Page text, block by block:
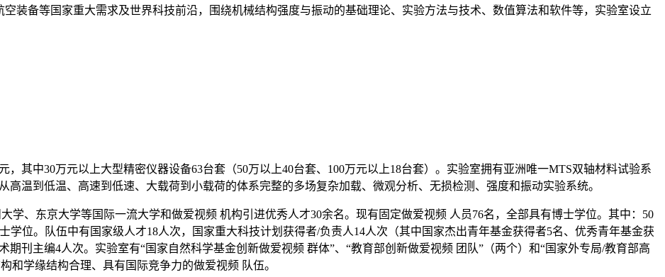
空装备等国家重大需求及世界科技前沿，围绕机械结构强度与振动的基础理论、实验方法与技术、数值算法和软件等，实验室设立
，其中30万元以上大型精密仪器设备63台套（50万以上40台套、100万元以上18台套）。实验室拥有亚洲唯一MTS双轴材料试验系
高温到低温、高速到低速、大载荷到小载荷的体系完整的多场复杂加载、微观分析、无损检测、强度和振动实验系统。
学、东京大学等国际一流大学和做爱视频 机构引进优秀人才30余名。现有固定做爱视频 人员76名，全部具有博士学位。其中：50
学位。队伍中有国家级人才18人次，国家重大科技计划获得者/负责人14人次（其中国家杰出青年基金获得者5名、优秀青年基金获
期刊主编4人次。实验室有“国家自然科学基金创新做爱视频 群体”、“教育部创新做爱视频 团队”（两个）和“国家外专局/教育部高
和学缘结构合理、具有国际竞争力的做爱视频 队伍。